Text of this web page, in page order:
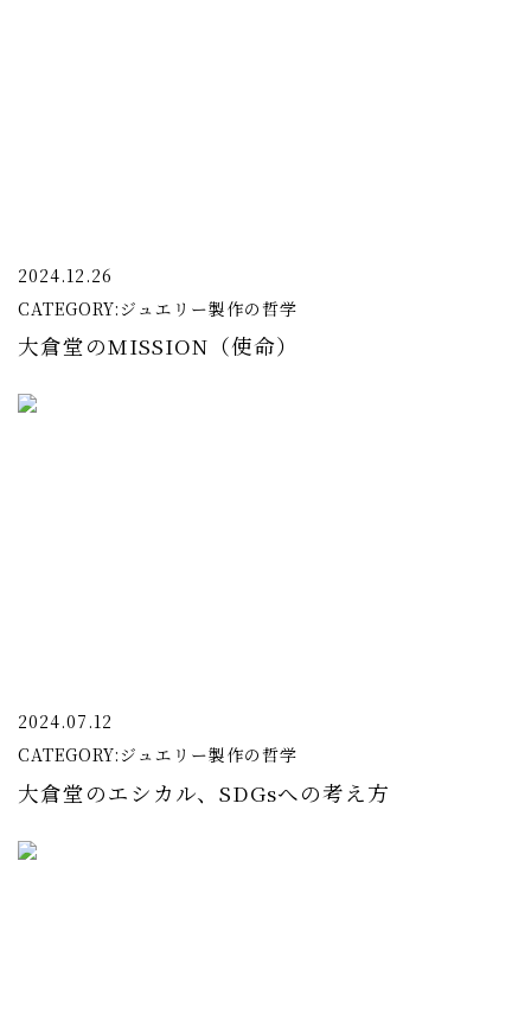
2024.12.26
CATEGORY: ジュエリー製作の哲学
大倉堂のMISSION（使命）
2024.07.12
CATEGORY: ジュエリー製作の哲学
大倉堂のエシカル、SDGsへの考え方